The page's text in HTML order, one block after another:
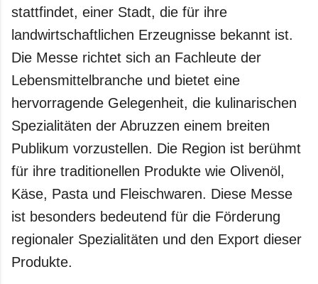
stattfindet, einer Stadt, die für ihre
landwirtschaftlichen Erzeugnisse bekannt ist.
Die Messe richtet sich an Fachleute der
Lebensmittelbranche und bietet eine
hervorragende Gelegenheit, die kulinarischen
Spezialitäten der Abruzzen einem breiten
Publikum vorzustellen. Die Region ist berühmt
für ihre traditionellen Produkte wie Olivenöl,
Käse, Pasta und Fleischwaren. Diese Messe
ist besonders bedeutend für die Förderung
regionaler Spezialitäten und den Export dieser
Produkte.